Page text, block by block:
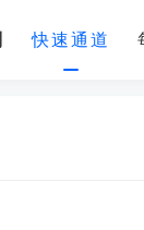
快速通道